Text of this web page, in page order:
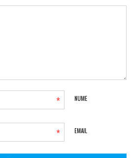
NUME
*
EMAIL
*